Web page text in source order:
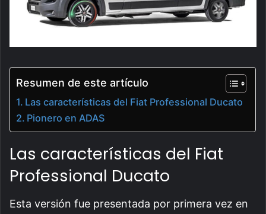
Resumen de este artículo
Las características del Fiat Professional Ducato
Pionero en ADAS
Las características del Fiat
Professional Ducato
Esta versión fue presentada por primera vez en